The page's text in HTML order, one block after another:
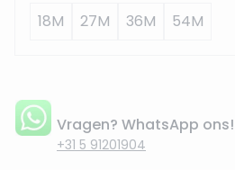
18M
27M 36M 54M
Vragen? WhatsApp ons!
+31 5 91201904